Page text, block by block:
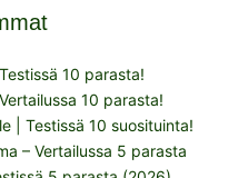
10 parasta!
10 parasta!
| Testissä 10 suosituinta!
– Vertailussa 5 parasta